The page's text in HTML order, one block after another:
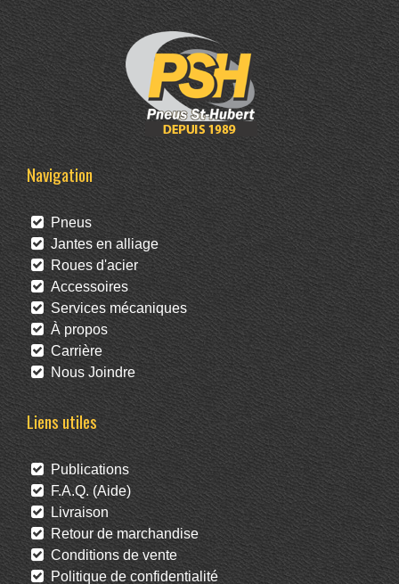
Navigation
Pneus
Jantes en alliage
Roues d'acier
Accessoires
Services mécaniques
À propos
Carrière
Nous Joindre
Liens utiles
Publications
F.A.Q. (Aide)
Livraison
Retour de marchandise
Conditions de vente
Politique de confidentialité